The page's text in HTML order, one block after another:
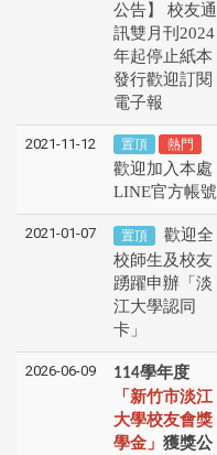
公告】 校友通
訊雙月刊2024
年起停止紙本
發行歡迎訂閱
電子報
2021-11-12 置頂 熱門
歡迎加入本處
LINE官方帳號
2021-01-07 置頂
歡迎全
校師生及校友
踴躍申辦「淡
江大學認同
卡」
2026-06-09 114學年度
「新竹市淡江
大學校友會獎
學金」 獲獎公